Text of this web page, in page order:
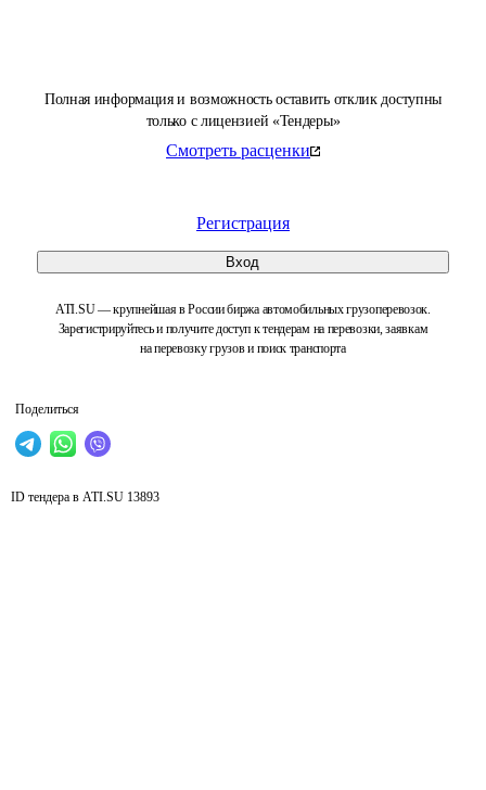
Полная информация и возможность оставить отклик доступны
только с лицензией «Тендеры»
Смотреть расценки
Регистрация
Вход
ATI.SU — крупнейшая в России биржа автомобильных грузоперевозок.
Зарегистрируйтесь и получите доступ к тендерам на перевозки, заявкам
на перевозку грузов и поиск транспорта
Поделиться
ID тендера в ATI.SU 13893